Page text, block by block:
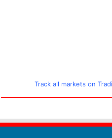
Track all markets on